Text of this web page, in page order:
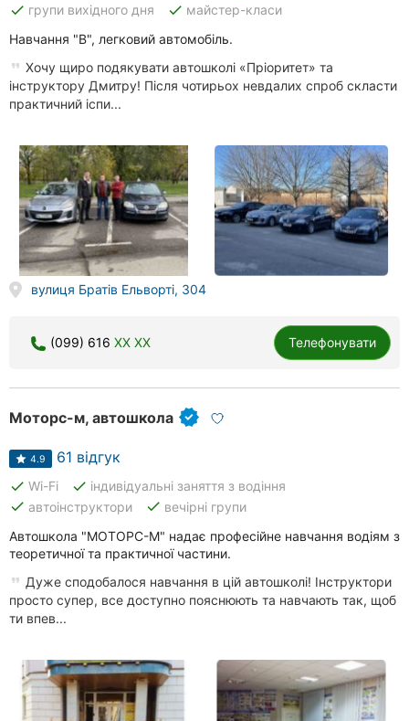
done групи вихідного дня done майстер-класи
Навчання "В", легковий автомобіль.
Хочу щиро подякувати автошколі «Пріоритет» та
інструктору Дмитру! Після чотирьох невдалих спроб скласти
практичний іспи...
вулиця Братів Ельворті, 304
(099) 616 XX XX Телефонувати
Моторс-м, автошкола
4.9 61 відгук
done Wi-Fi done індивідуальні заняття з водіння
done автоінструктори done вечірні групи
Автошкола "МОТОРС-М" надає професійне навчання водіям з
теоретичної та практичної частини.
Дуже сподобалося навчання в цій автошколі! Інструктори
просто супер, все доступно пояснюють та навчають так, щоб
ти впев...